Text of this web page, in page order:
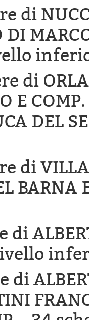
di
DI
di
E
DEL
di
BARNA
di
di